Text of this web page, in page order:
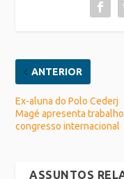
ANTERIOR
Ex-aluna do Polo Cederj
Magé apresenta
congresso internacional
ASSUNTOS